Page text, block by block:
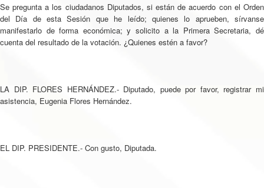
Se pregunta a los ciudadanos Diputados, si están de acuerdo con el Orden
del Día de esta Sesión que he leído; quienes lo aprueben, sírvanse
manifestarlo de forma económica; y solicito a la Primera Secretaria, dé
cuenta del resultado de la votación. ¿Quienes estén a favor?
LA DIP. FLORES HERNÁNDEZ.- Diputado, puede por favor, registrar mi
asistencia, Eugenia Flores Hernández.
EL DIP. PRESIDENTE.- Con gusto, Diputada.